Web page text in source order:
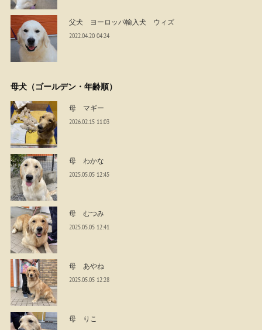
父犬 ヨーロッパ輸入犬 ウィズ
2022.04.20 04:24
母犬（ゴールデン・年齢順）
母 マギー
2026.02.15 11:03
母 わかな
2025.05.05 12:45
母 むつみ
2025.05.05 12:41
母 あやね
2025.05.05 12:28
母 りこ